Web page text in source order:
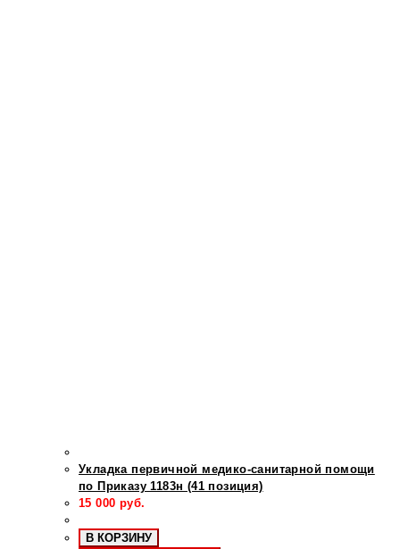
Укладка первичной медико-санитарной помощи
по Приказу 1183н (41 позиция)
15 000 руб.
В КОРЗИНУ